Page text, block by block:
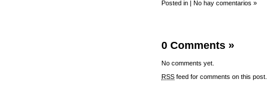
Posted in | No hay comentarios »
0 Comments »
No comments yet.
RSS feed for comments on this post.